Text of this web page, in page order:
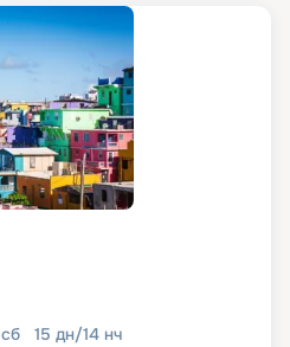
сб 15 дн/14 нч